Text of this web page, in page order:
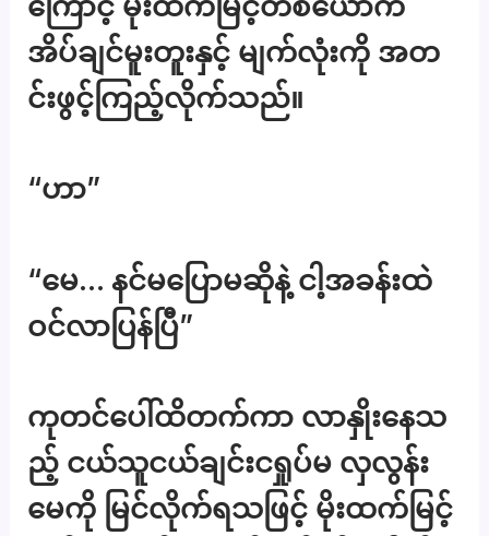
အိပ်ချင်မူးတူးနှင့် မျက်လုံးကို အတ
င်းဖွင့်ကြည့်လိုက်သည်။
“ဟာ”
“မေ… နင်မပြောမဆိုနဲ့ ငါ့အခန်းထဲ
ဝင်လာပြန်ပြီ”
ကုတင်ပေါ်ထိတက်ကာ လာနှိုးနေသ
ည့် ငယ်သူငယ်ချင်းငရှုပ်မ လှလွန်း
မေကို မြင်လိုက်ရသဖြင့် မိုးထက်မြင့်